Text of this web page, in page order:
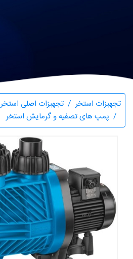
تجهیزات استخر
تجهیزات اصلی استخر
پمپ های تصفیه و گرمایش استخر